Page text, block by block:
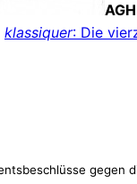
klassiquer: Die
gegen